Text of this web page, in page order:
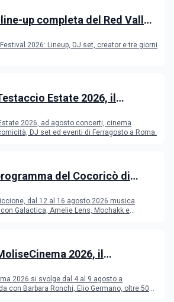
up completa del Red Valley
2026: Lineup, DJ set, creator e tre giorni
Estate 2026, il
2026, ad agosto concerti, cinema
DJ set ed eventi di Ferragosto a Roma.
del Cocoricò di
dal 12 al 16 agosto 2026 musica
Galactica, Amelie Lens, Mochakk e
2026, il
2026 si svolge dal 4 al 9 agosto a
con Barbara Ronchi, Elio Germano, oltre 50